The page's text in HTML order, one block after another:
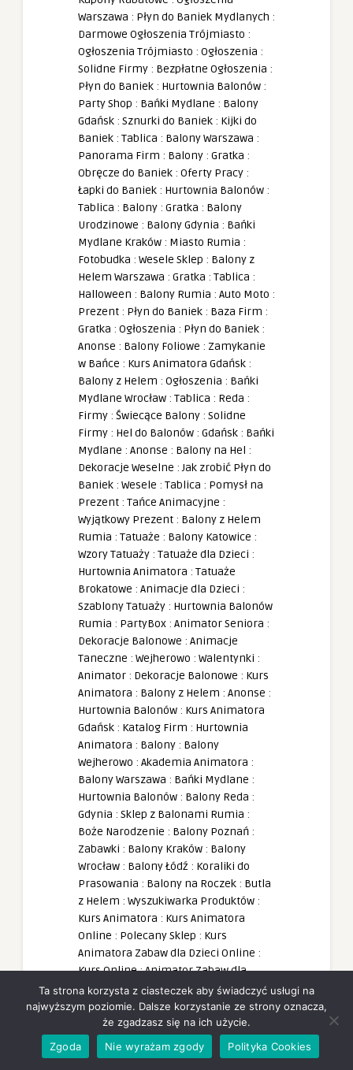
Warszawa : Płyn do Baniek Mydlanych :
Darmowe Ogłoszenia Trójmiasto :
Ogłoszenia Trójmiasto : Ogłoszenia :
Solidne Firmy : Bezpłatne Ogłoszenia :
Płyn do Baniek : Hurtownia Balonów :
Party Shop : Bańki Mydlane : Balony
Gdańsk : Sznurki do Baniek : Kijki do
Baniek : Tablica : Balony Warszawa :
Panorama Firm : Balony : Gratka :
Obręcze do Baniek : Oferty Pracy :
Łapki do Baniek : Hurtownia Balonów :
Tablica : Balony : Gratka : Balony
Urodzinowe : Balony Gdynia : Bańki
Mydlane Kraków : Miasto Rumia :
Fotobudka : Wesele Sklep : Balony z
Helem Warszawa : Gratka : Tablica :
Halloween : Balony Rumia : Auto Moto :
Prezent : Płyn do Baniek : Baza Firm :
Gratka : Ogłoszenia : Płyn do Baniek :
Anonse : Balony Foliowe : Zamykanie
w Bańce : Kurs Animatora Gdańsk :
Balony z Helem : Ogłoszenia : Bańki
Mydlane Wrocław : Tablica : Reda :
Firmy : Świecące Balony : Solidne
Firmy : Hel do Balonów : Gdańsk : Bańki
Mydlane : Anonse : Balony na Hel :
Dekoracje Weselne :Jak zrobić Płyn do
Baniek : Wesele : Tablica : Pomysł na
Prezent : Tańce Animacyjne :
Wyjątkowy Prezent : Balony z Helem
Rumia : Tatuaże : Balony Katowice :
Wzory Tatuaży : Tatuaże dla Dzieci :
Hurtownia Animatora : Tatuaże
Brokatowe : Animacje dla Dzieci :
Szablony Tatuaży : Hurtownia Balonów
Rumia : PartyBox : Animator Seniora :
Dekoracje Balonowe : Animacje
Taneczne : Wejherowo : Walentynki :
Animator : Dekoracje Balonowe : Kurs
Animatora : Balony z Helem : Anonse :
Hurtownia Balonów : Kurs Animatora
Gdańsk : Katalog Firm : Hurtownia
Animatora : Balony : Balony
Wejherowo : Akademia Animatora :
Balony Warszawa : Bańki Mydlane :
Hurtownia Balonów : Balony Reda :
Gdynia : Sklep z Balonami Rumia :
Boże Narodzenie : Balony Poznań :
Zabawki : Balony Kraków : Balony
Wrocław : Balony Łódź : Koraliki do
Prasowania : Balony na Roczek : Butla
z Helem : Wyszukiwarka Produktów :
Kurs Animatora : Kurs Animatora
Online : Polecany Sklep : Kurs
Animatora Zabaw dla Dzieci Online :
Kurs Online:Animator Zabaw dla
Dzieci Online:Balony z Helem Rumia :
Bańki Mydlane:Balony:Płyn do
Baniek :Fotobudka: Tatuaże:Sklep dla
Animatora
Prezenty
Balony Foliowe
:Ogłoszenia:Darmowe Ogłoszenia:
Ta strona korzysta z ciasteczek aby świadczyć usługi na
najwyższym poziomie. Dalsze korzystanie ze strony oznacza,
że zgadzasz się na ich użycie.
Zgoda
Nie wyrażam zgody Polityka Cookies